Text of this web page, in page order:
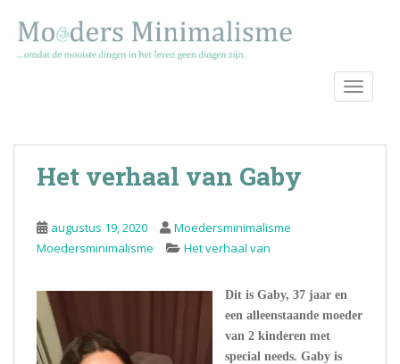
Het verhaal van Gaby
augustus 19, 2020
Moedersminimalisme
Moedersminimalisme
Het verhaal van
Dit is Gaby, 37 jaar en
een alleenstaande moeder
van 2 kinderen met
special needs. Gaby is